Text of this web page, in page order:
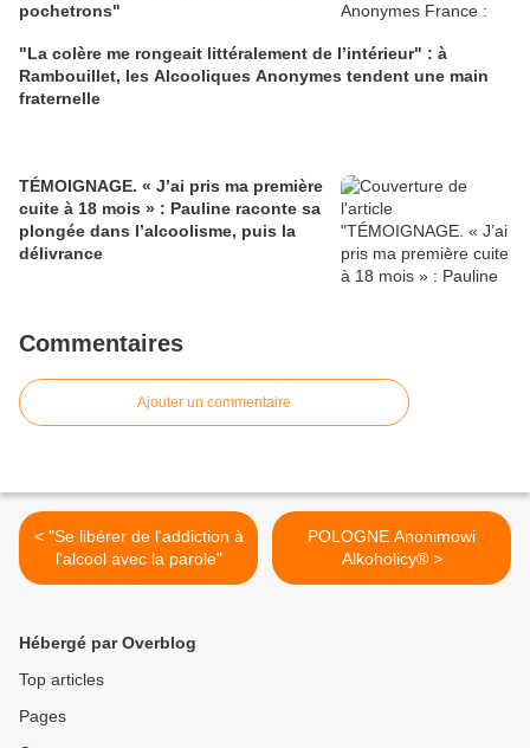
pochetrons"
"La colère me rongeait littéralement de l’intérieur" : à
Rambouillet, les Alcooliques Anonymes tendent une main
fraternelle
TÉMOIGNAGE. « J’ai pris ma première
cuite à 18 mois » : Pauline raconte sa
plongée dans l’alcoolisme, puis la
délivrance
Commentaires
Ajouter un commentaire
< "Se libérer de l'addiction à
l'alcool avec la parole"
POLOGNE Anonimowi
Alkoholicy® >
Hébergé par Overblog
Top articles
Pages